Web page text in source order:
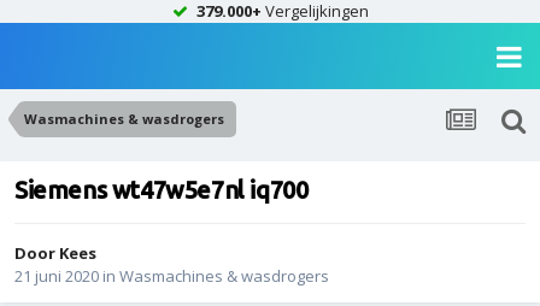
379.000+ Vergelijkingen
Wasmachines & wasdrogers
Siemens wt47w5e7nl iq700
Door Kees
21 juni 2020 in Wasmachines & wasdrogers